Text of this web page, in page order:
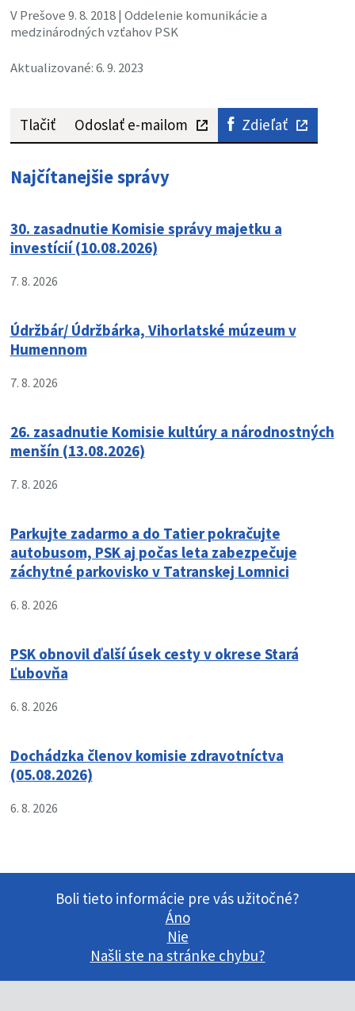
V Prešove 9. 8. 2018 | Oddelenie komunikácie a
medzinárodných vzťahov PSK
Aktualizované: 6. 9. 2023
Tlačiť Odoslať e-mailom Zdieľať
Najčítanejšie správy
30. zasadnutie Komisie správy majetku a
investícií (10.08.2026)
7. 8. 2026
Údržbár/ Údržbárka, Vihorlatské múzeum v
Humennom
7. 8. 2026
26. zasadnutie Komisie kultúry a národnostných
menšín (13.08.2026)
7. 8. 2026
Parkujte zadarmo a do Tatier pokračujte
autobusom, PSK aj počas leta zabezpečuje
záchytné parkovisko v Tatranskej Lomnici
6. 8. 2026
PSK obnovil ďalší úsek cesty v okrese Stará
Ľubovňa
6. 8. 2026
Dochádzka členov komisie zdravotníctva
(05.08.2026)
6. 8. 2026
Boli tieto informácie pre vás užitočné?
Áno
Nie
Našli ste na stránke chybu?